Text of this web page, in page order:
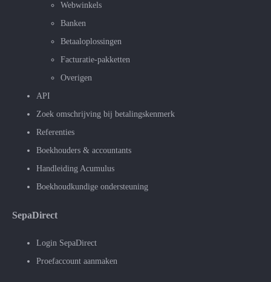
Webwinkels
Banken
Betaaloplossingen
Facturatie-pakketten
Overigen
API
Zoek omschrijving bij betalingskenmerk
Referenties
Boekhouders & accountants
Handleiding Acumulus
Boekhoudkundige ondersteuning
SepaDirect
Login SepaDirect
Proefaccount aanmaken